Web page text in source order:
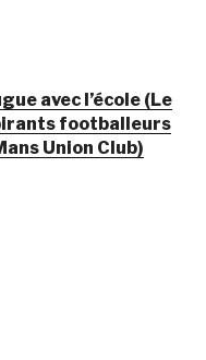
avec l’école (Le
footballeurs
Union Club)